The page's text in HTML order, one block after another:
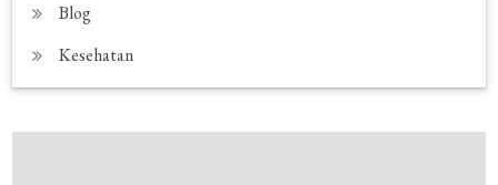
Blog
Kesehatan